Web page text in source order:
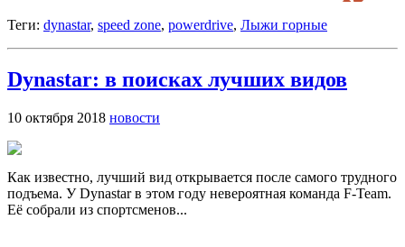
Теги: dynastar, speed zone, powerdrive, Лыжи горные
Dynastar: в поисках лучших видов
10 октября 2018 новости
Как известно, лучший вид открывается после самого трудного
подъема. У Dynastar в этом году невероятная команда F-Team.
Её собрали из спортсменов...